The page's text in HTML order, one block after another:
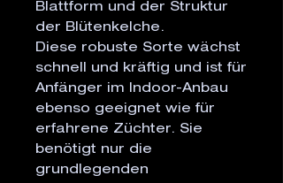
Blattform und der Struktur
der Blütenkelche.
Diese robuste Sorte wächst
schnell und kräftig und ist für
Anfänger im Indoor-Anbau
ebenso geeignet wie für
erfahrene Züchter. Sie
benötigt nur die
grundlegenden